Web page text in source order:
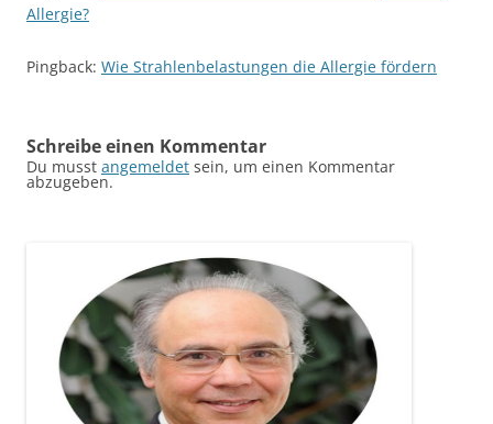
Allergie?
Pingback: Wie Strahlenbelastungen die Allergie fördern
Schreibe einen Kommentar
Du musst angemeldet sein, um einen Kommentar
abzugeben.